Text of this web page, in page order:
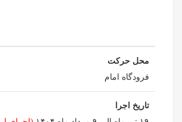
محل حرکت
فرودگاه امام
تاریخ اجرا